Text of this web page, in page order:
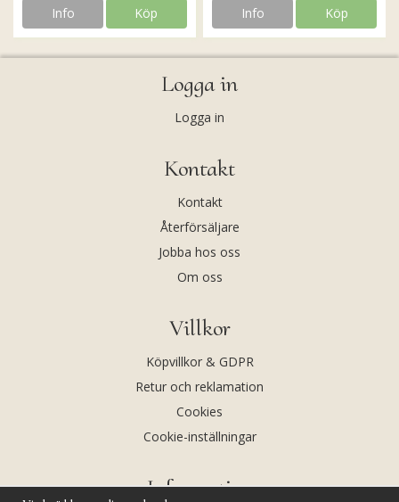
Info Köp Info Köp
Logga in
Logga in
Kontakt
Kontakt
Återförsäljare
Jobba hos oss
Om oss
Villkor
Köpvillkor & GDPR
Retur och reklamation
Cookies
Cookie-inställningar
Information